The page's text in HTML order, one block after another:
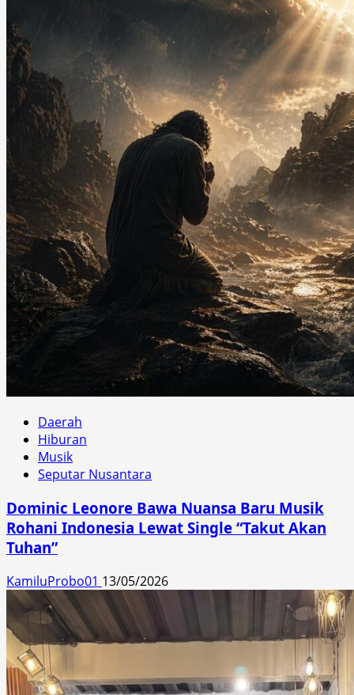
Daerah
Hiburan
Musik
Seputar Nusantara
Dominic Leonore Bawa Nuansa Baru Musik
Rohani Indonesia Lewat Single “Takut Akan
Tuhan”
KamiluProbo01 13/05/2026